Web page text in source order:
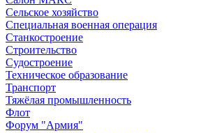
Сельское хозяйство
Специальная военная операция
Станкостроение
Строительство
Судостроение
Техническое образование
Транспорт
Тяжёлая промышленность
Флот
Форум "Армия"